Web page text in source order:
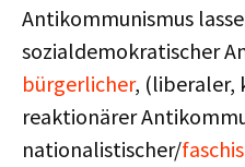
Antikommunismus
sozialdemokratischer
bürgerlicher, (liberaler,
reaktionärer
nationalistischer/